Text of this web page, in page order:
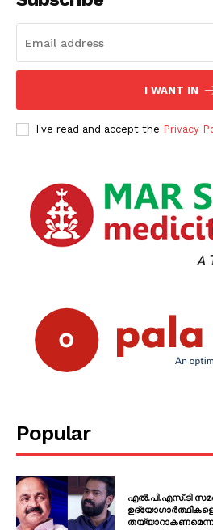
I WANT IN
I've read and accept the Privacy
Popular
എൽ.പി.എസ്.ടി